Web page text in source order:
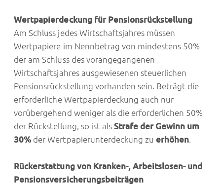
Wertpapierdeckung für Pensionsrückstellung
Am Schluss jedes Wirtschaftsjahres müssen
Wertpapiere im Nennbetrag von mindestens 50%
der am Schluss des vorangegangenen
Wirtschaftsjahres ausgewiesenen steuerlichen
Pensionsrückstellung vorhanden sein. Beträgt die
erforderliche Wertpapierdeckung auch nur
vorübergehend weniger als die erforderlichen 50%
der Rückstellung, so ist als Strafe der Gewinn um
30% der Wertpapierunterdeckung zu erhöhen.
Rückerstattung von Kranken-, Arbeitslosen- und
Pensionsversicherungsbeiträgen